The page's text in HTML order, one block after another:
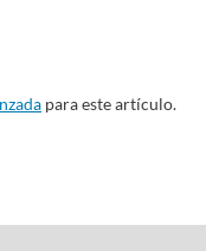
para este artículo.